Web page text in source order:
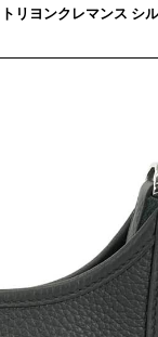
リヨンクレマンス シ